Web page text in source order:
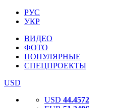
РУС
УКР
ВИДЕО
ФОТО
ПОПУЛЯРНЫЕ
СПЕЦПРОЕКТЫ
USD
USD 44.4572